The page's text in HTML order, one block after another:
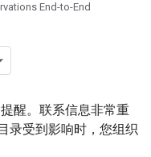
End-to-End
醒。联系信息非常重
录受到影响时，您组织